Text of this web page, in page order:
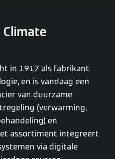
in 1917 als fabrikant
en is vandaag een
van duurzame
(verwarming,
en
assortiment integreert
via digitale